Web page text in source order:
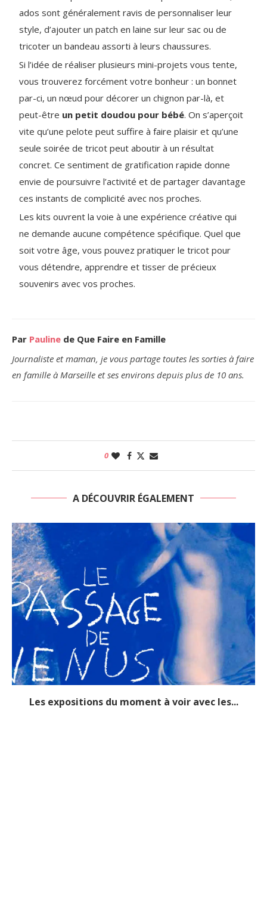
ados sont généralement ravis de personnaliser leur
style, d’ajouter un patch en laine sur leur sac ou de
tricoter un bandeau assorti à leurs chaussures.
Si l’idée de réaliser plusieurs mini-projets vous tente,
vous trouverez forcément votre bonheur : un bonnet
par-ci, un nœud pour décorer un chignon par-là, et
peut-être un petit doudou pour bébé. On s’aperçoit
vite qu’une pelote peut suffire à faire plaisir et qu’une
seule soirée de tricot peut aboutir à un résultat
concret. Ce sentiment de gratification rapide donne
envie de poursuivre l’activité et de partager davantage
ces instants de complicité avec nos proches.
Les kits ouvrent la voie à une expérience créative qui
ne demande aucune compétence spécifique. Quel que
soit votre âge, vous pouvez pratiquer le tricot pour
vous détendre, apprendre et tisser de précieux
souvenirs avec vos proches.
Par Pauline de Que Faire en Famille
Journaliste et maman, je vous partage toutes les sorties à faire
en famille à Marseille et ses environs depuis plus de 10 ans.
0
A DÉCOUVRIR ÉGALEMENT
Les expositions du moment à voir avec les...